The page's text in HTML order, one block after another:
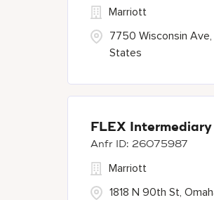
7750 Wisconsin
States
Marriott
FLEX
26075987
1818 N 90th St,
Marriott